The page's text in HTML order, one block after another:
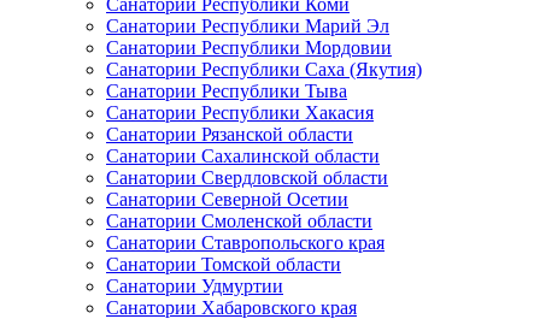
Санатории Республики Коми
Санатории Республики Марий Эл
Санатории Республики Мордовии
Санатории Республики Саха (Якутия)
Санатории Республики Тыва
Санатории Республики Хакасия
Санатории Рязанской области
Санатории Сахалинской области
Санатории Свердловской области
Санатории Северной Осетии
Санатории Смоленской области
Санатории Ставропольского края
Санатории Томской области
Санатории Удмуртии
Санатории Хабаровского края